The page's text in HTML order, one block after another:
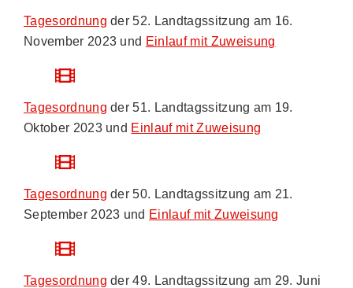
Tagesordnung der 52. Landtagssitzung am 16.
November 2023 und Einlauf mit Zuweisung
Tagesordnung der 51. Landtagssitzung am 19.
Oktober 2023 und Einlauf mit Zuweisung
Tagesordnung der 50. Landtagssitzung am 21.
September 2023 und Einlauf mit Zuweisung
Tagesordnung der 49. Landtagssitzung am 29. Juni